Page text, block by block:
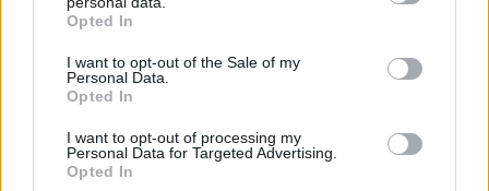
grant or deny consent to Google and its third-party tags to
use your data for below specified purposes in below Google
consent section.
Opted In
I want to opt-out of the Sale of my
Personal Data.
Opted In
I want to opt-out of processing my
Personal Data for Targeted Advertising.
Opted In
Games